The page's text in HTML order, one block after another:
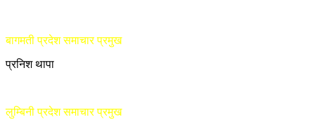
बागमती प्रदेश समाचार प्रमुख
प्रनिश थापा
लुम्बिनी प्रदेश समाचार प्रमुख